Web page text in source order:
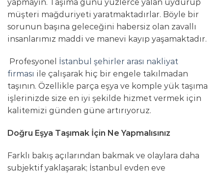
yapmayın.
Taşıma günü yüzlerce yalan uydurup
müşteri mağduriyeti yaratmaktadırlar. Böyle bir
sorunun başına geleceğini habersiz olan zavallı
insanlarımız maddi ve manevi kayıp yaşamaktadır.
Profesyonel İstanbul şehirler arası nakliyat
firması ile çalışarak hiç bir engele takılmadan
taşının. Özellikle parça eşya ve komple yük taşıma
işlerinizde size en iyi şekilde hizmet vermek için
kalitemizi günden güne artırıyoruz.
Doğru Eşya Taşımak İçin Ne Yapmalısınız
Farklı bakış açılarından bakmak ve olaylara daha
subjektif yaklaşarak; İstanbul evden eve